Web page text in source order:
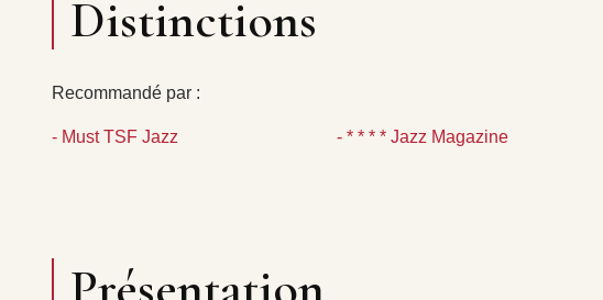
Distinctions
Recommandé par :
- Must TSF Jazz - * * * * Jazz Magazine